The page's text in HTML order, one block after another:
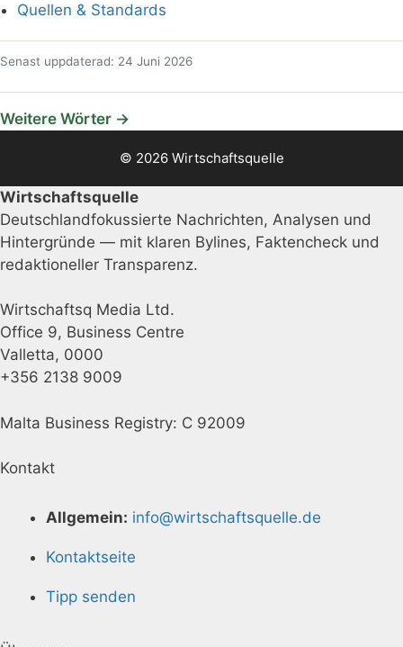
Quellen & Standards
Senast uppdaterad: 24 Juni 2026
Weitere Wörter →
© 2026 Wirtschaftsquelle
Wirtschaftsquelle
Deutschlandfokussierte Nachrichten, Analysen und
Hintergründe — mit klaren Bylines, Faktencheck und
redaktioneller Transparenz.
Wirtschaftsq Media Ltd.
Office 9, Business Centre
Valletta, 0000
+356 2138 9009
Malta Business Registry: C 92009
Kontakt
Allgemein: info@wirtschaftsquelle.de
Kontaktseite
Tipp senden